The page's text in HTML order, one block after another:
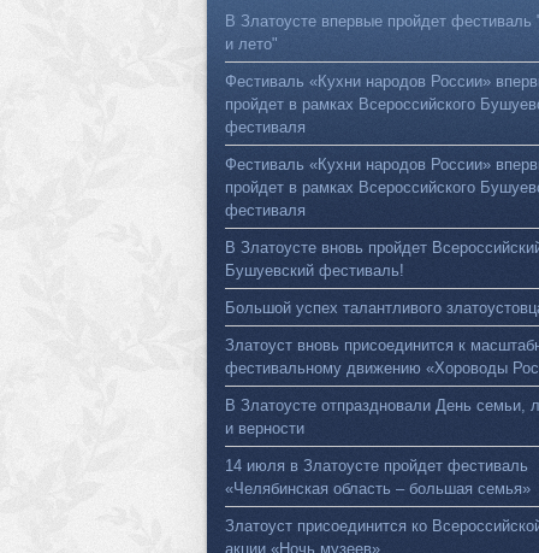
В Златоусте впервые пройдет фестиваль
и лето"
Фестиваль «Кухни народов России»
пройдет в рамках Всероссийского
фестиваля
Фестиваль «Кухни народов России»
пройдет в рамках Всероссийского
фестиваля
В Златоусте вновь пройдет
Бушуевский фестиваль!
Большой успех талантливого
Златоуст вновь присоединится к
фестивальному движению «Хороводы
В Златоусте отпраздновали День семьи,
и верности
14 июля в Златоусте пройдет фестиваль
«Челябинская область – большая семья»
Златоуст присоединится ко
акции «Ночь музеев»